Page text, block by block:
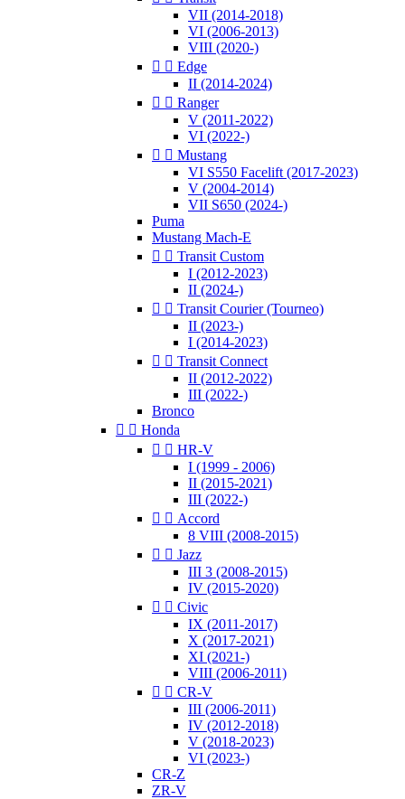
VII (2014-2018)
VI (2006-2013)
VIII (2020-)
  Edge
II (2014-2024)
  Ranger
V (2011-2022)
VI (2022-)
  Mustang
VI S550 Facelift (2017-2023)
V (2004-2014)
VII S650 (2024-)
Puma
Mustang Mach-E
  Transit Custom
I (2012-2023)
II (2024-)
  Transit Courier (Tourneo)
II (2023-)
I (2014-2023)
  Transit Connect
II (2012-2022)
III (2022-)
Bronco
  Honda
  HR-V
I (1999 - 2006)
II (2015-2021)
III (2022-)
  Accord
8 VIII (2008-2015)
  Jazz
III 3 (2008-2015)
IV (2015-2020)
  Civic
IX (2011-2017)
X (2017-2021)
XI (2021-)
VIII (2006-2011)
  CR-V
III (2006-2011)
IV (2012-2018)
V (2018-2023)
VI (2023-)
CR-Z
ZR-V